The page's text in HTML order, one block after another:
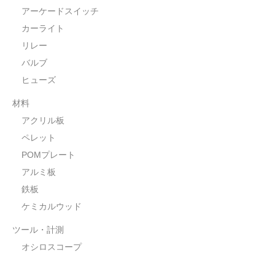
鉄板
ケミカルウッド
ペレット
POMプレート
ツール・計測
はんだ
アーケードスイッチ
カーライト
リレー
バルブ
ヒューズ
材料
アクリル板
ペレット
POMプレート
アルミ板
鉄板
ケミカルウッド
ツール・計測
オシロスコープ